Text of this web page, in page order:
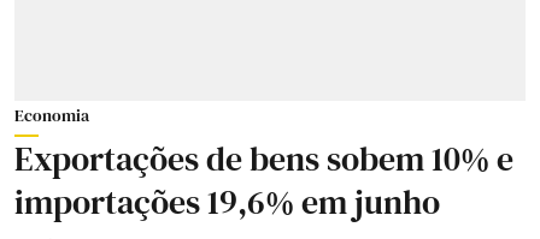
Economia
Exportações de bens sobem 10% e
importações 19,6% em junho